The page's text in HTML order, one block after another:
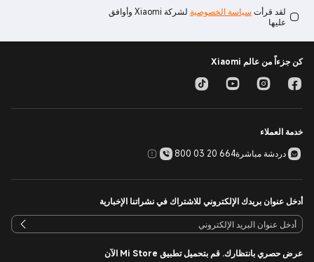
لقد قرأت سياسة الخصوصية
لشركة Xiaomi وأوافق
عليها
كن جزءاً من عالم Xiaomi
خدمة العملاء
دردشة مباشرة800 03 20 664
أدخل عنوان بريدك الإلكتروني للاشتراك في نشراتنا الإخبارية
عرض حصري بانتظارك. قم بتحميل تطبيق Mi Store الآن